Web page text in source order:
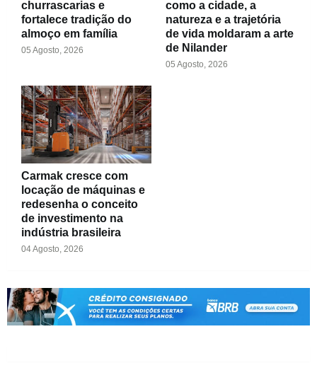
churrascarias e
fortalece tradição do
almoço em família
05 Agosto, 2026
como a cidade, a
natureza e a trajetória
de vida moldaram a arte
de Nilander
05 Agosto, 2026
Carmak cresce com
locação de máquinas e
redesenha o conceito
de investimento na
indústria brasileira
04 Agosto, 2026